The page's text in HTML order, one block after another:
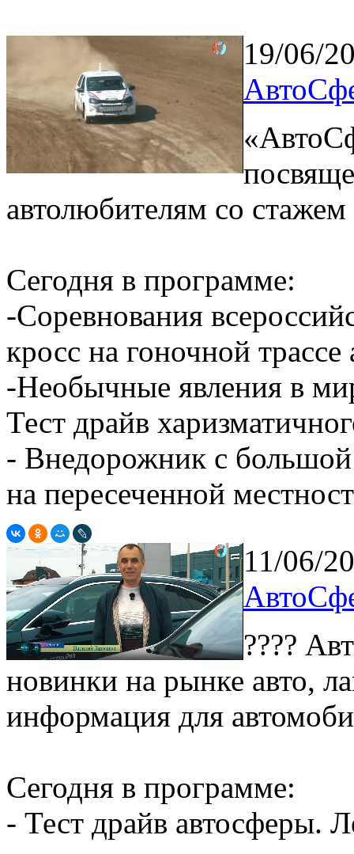
19/06/
автолюбителям со стажем
Сегодня в программе:
-Соревнования
кросс на гоночной
-Необычные явления в
Тест драйв
- Внедорожник с
на пересеченной
11/06/
????
новинки на рынке авто,
информация для
Сегодня в программе:
- Тест драйв автосферы.